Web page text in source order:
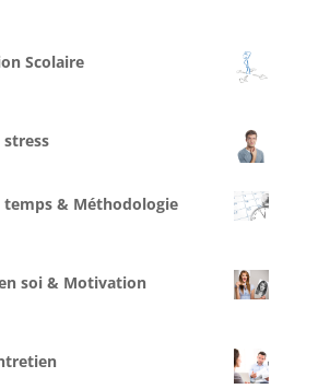
Scolaire
stress
temps & Méthodologie
soi & Motivation